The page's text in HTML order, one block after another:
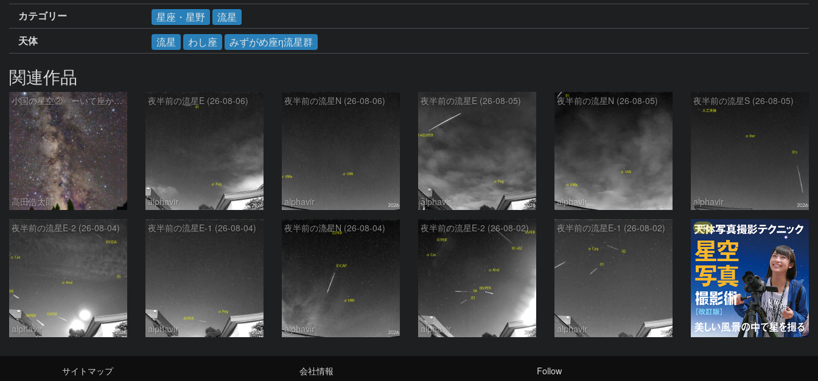
カテゴリー
星座・星野
流星
天体
流星 わし座 みずがめ座η流星群
関連作品
小国の星空② ーいて座からわし座にかけての銀河ー
高田浩太郎
夜半前の流星E (26-08-06)
alphavir
夜半前の流星N (26-08-06)
alphavir
夜半前の流星E (26-08-05)
alphavir
夜半前の流星N (26-08-05)
alphavir
夜半前の流星S (26-08-05)
alphavir
夜半前の流星E-2 (26-08-04)
alphavir
夜半前の流星E-1 (26-08-04)
alphavir
夜半前の流星N (26-08-04)
alphavir
夜半前の流星E-2 (26-08-02)
alphavir
夜半前の流星E-1 (26-08-02)
alphavir
PR
サイトマップ
会社情報
Follow